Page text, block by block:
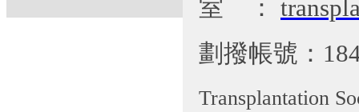
室
：
劃撥帳號：
Transplantation